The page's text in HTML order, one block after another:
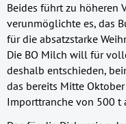
Beides führt zu höheren
verunmöglichte es, das
für die absatzstarke
Die BO Milch will für
deshalb entschieden,
das bereits Mitte
Importtranche von 500 t